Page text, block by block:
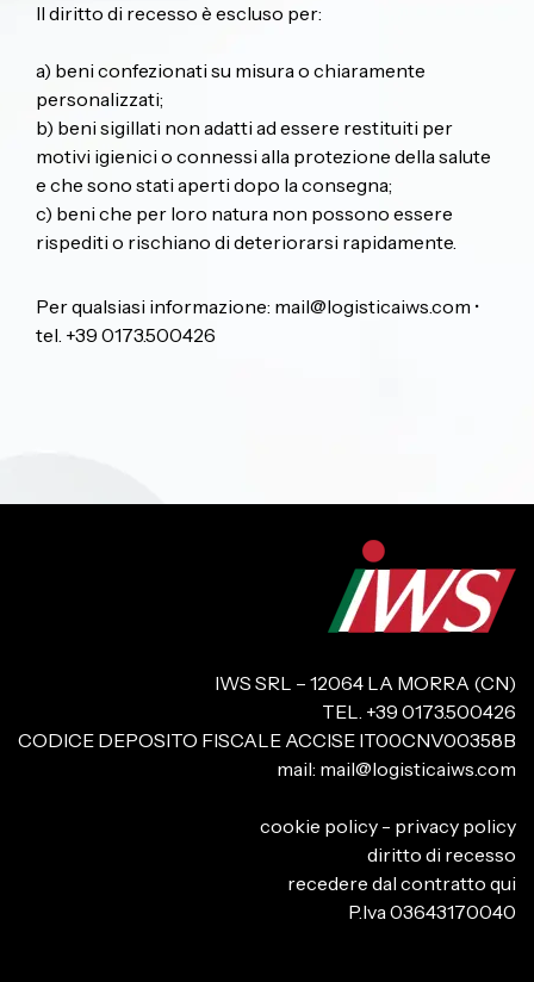
Il diritto di recesso è escluso per:
a) beni confezionati su misura o chiaramente
personalizzati;
b) beni sigillati non adatti ad essere restituiti per
motivi igienici o connessi alla protezione della salute
e che sono stati aperti dopo la consegna;
c) beni che per loro natura non possono essere
rispediti o rischiano di deteriorarsi rapidamente.
Per qualsiasi informazione: mail@logisticaiws.com •
tel. +39 0173.500426
IWS SRL – 12064 LA MORRA (CN)
TEL. +39 0173.500426
CODICE DEPOSITO FISCALE ACCISE IT00CNV00358B
mail: mail@logisticaiws.com
cookie policy - privacy policy
diritto di recesso
recedere dal contratto qui
P.Iva 03643170040